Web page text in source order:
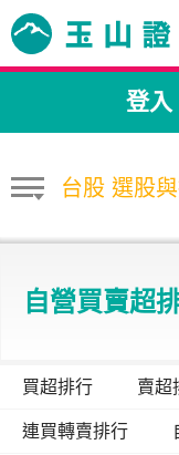
登入
台股 選股
自營買賣超
買超排行 賣超
連買轉賣排行